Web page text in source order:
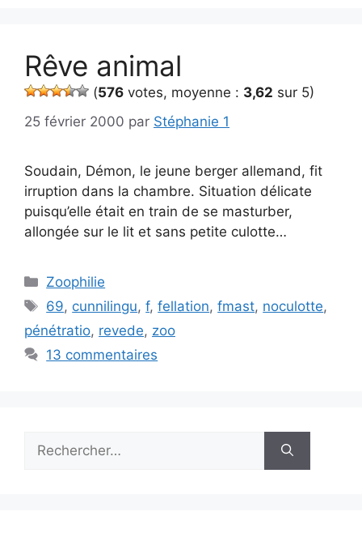
Rêve animal
(576 votes, moyenne : 3,62 sur 5)
25 février 2000 par Stéphanie 1
Soudain, Démon, le jeune berger allemand, fit
irruption dans la chambre. Situation délicate
puisqu’elle était en train de se masturber,
allongée sur le lit et sans petite culotte…
Catégories
Zoophilie
Étiquettes
69, cunnilingu,f,fellation,fmast, noculotte,
pénétratio, revede, zoo
13 commentaires